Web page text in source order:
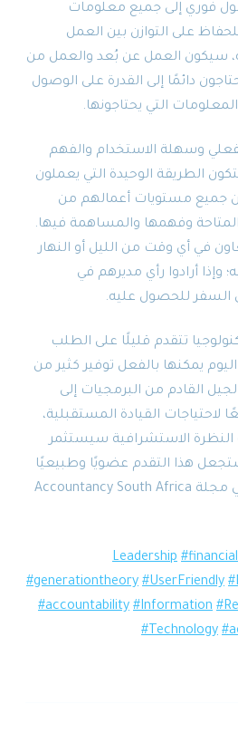
فوري إلى جميع معلومات
على التوازن بين العمل
سيكون العمل عن بُعد والعمل من
دائمًا إلى القدرة على الوصول
التي يحتاجونها.
وسهلة الاستخدام والفهم
الطريقة الوحيدة التي يعملون
جميع مستويات أعمالهم من
وفهمها والمساهمة فيها.
في أي وقت من الليل أو النهار
وإذا أرادوا رأي مديرهم في
السفر للحصول عليه.
تتقدم قليلًا على الطلب
اليوم يمكنها بالفعل توفير كثير من
القادم من البرمجيات إلى
لاحتياجات القيادة المستقبلية،
النظرة الاستشرافية سيستثمر
هذا التقدم عضويًا وطبيعيًا
عند حلول الوقت.*نُشر في مجلة Accountancy South Africa
#generationtheory #UserFriendly
#accountability #Information
#Technology